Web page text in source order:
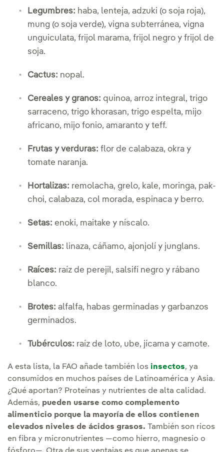
Legumbres: haba, lenteja, adzuki (o soja roja),
mung (o soja verde), vigna subterránea, vigna
unguiculata, frijol marama, frijol negro y frijol de
soja.
Cactus: nopal.
Cereales y granos: quinoa, arroz integral, trigo
sarraceno, trigo khorasan, trigo espelta, mijo
africano, mijo fonio, amaranto y teff.
Frutas y verduras: flor de calabaza, okra y
tomate naranja.
Hortalizas: remolacha, grelo, kale, moringa, pak-
choi, calabaza, col morada, espinaca y berro.
Setas: enoki, maitake y níscalo.
Semillas: linaza, cáñamo, ajonjolí y junglans.
Raíces: raíz de perejil, salsifí negro y rábano
blanco.
Brotes: alfalfa, habas germinadas y garbanzos
germinados.
Tubérculos: raíz de loto, ube, jícama y camote.
A esta lista, la FAO añade también los insectos, ya
consumidos en muchos países de Latinoamérica y Asia.
¿Qué aportan? Proteínas y nutrientes de alta calidad.
Además, pueden usarse como complemento
alimenticio porque la mayoría de ellos contienen
elevados niveles de ácidos grasos. También son ricos
en fibra y micronutrientes —como hierro, magnesio o